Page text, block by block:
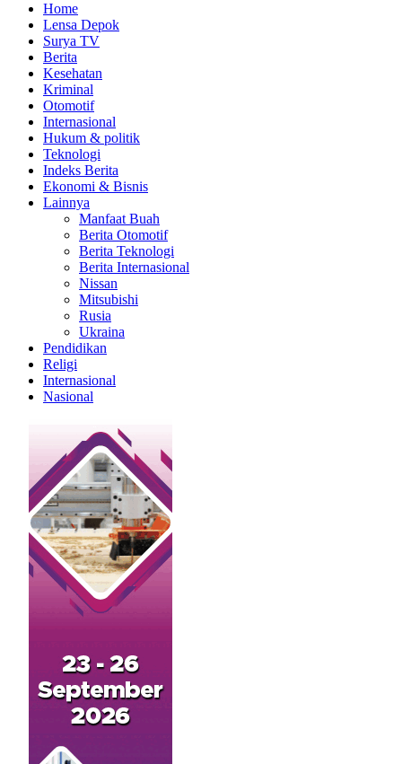
Home
Lensa Depok
Surya TV
Berita
Kesehatan
Kriminal
Otomotif
Internasional
Hukum & politik
Teknologi
Indeks Berita
Ekonomi & Bisnis
Lainnya
Manfaat Buah
Berita Otomotif
Berita Teknologi
Berita Internasional
Nissan
Mitsubishi
Rusia
Ukraina
Pendidikan
Religi
Internasional
Nasional